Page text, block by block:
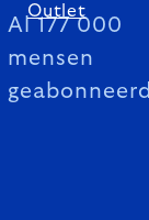
Al 177 000
mensen
geabonneerd
Outlet